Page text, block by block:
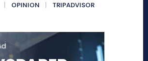
OPINION TRIPADVISOR